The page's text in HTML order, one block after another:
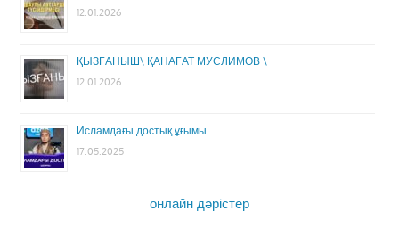
12.01.2026
ҚЫЗҒАНЫШ\ ҚАНАҒАТ МУСЛИМОВ \
12.01.2026
Исламдағы достық ұғымы
17.05.2025
онлайн дәрістер